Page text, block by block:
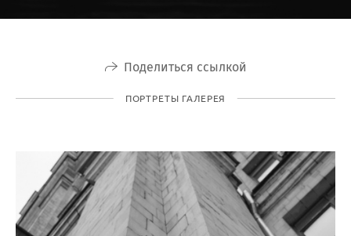
Поделиться ссылкой
ПОРТРЕТЫ ГАЛЕРЕЯ